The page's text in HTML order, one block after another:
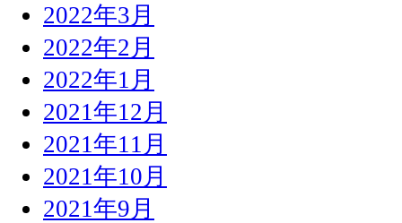
2022年3月
2022年2月
2022年1月
2021年12月
2021年11月
2021年10月
2021年9月